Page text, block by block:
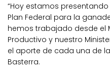
“Hoy estamos
Plan Federal para la
hemos trabajado desde el
Productivo y nuestro
el aporte de cada una de
Basterra.